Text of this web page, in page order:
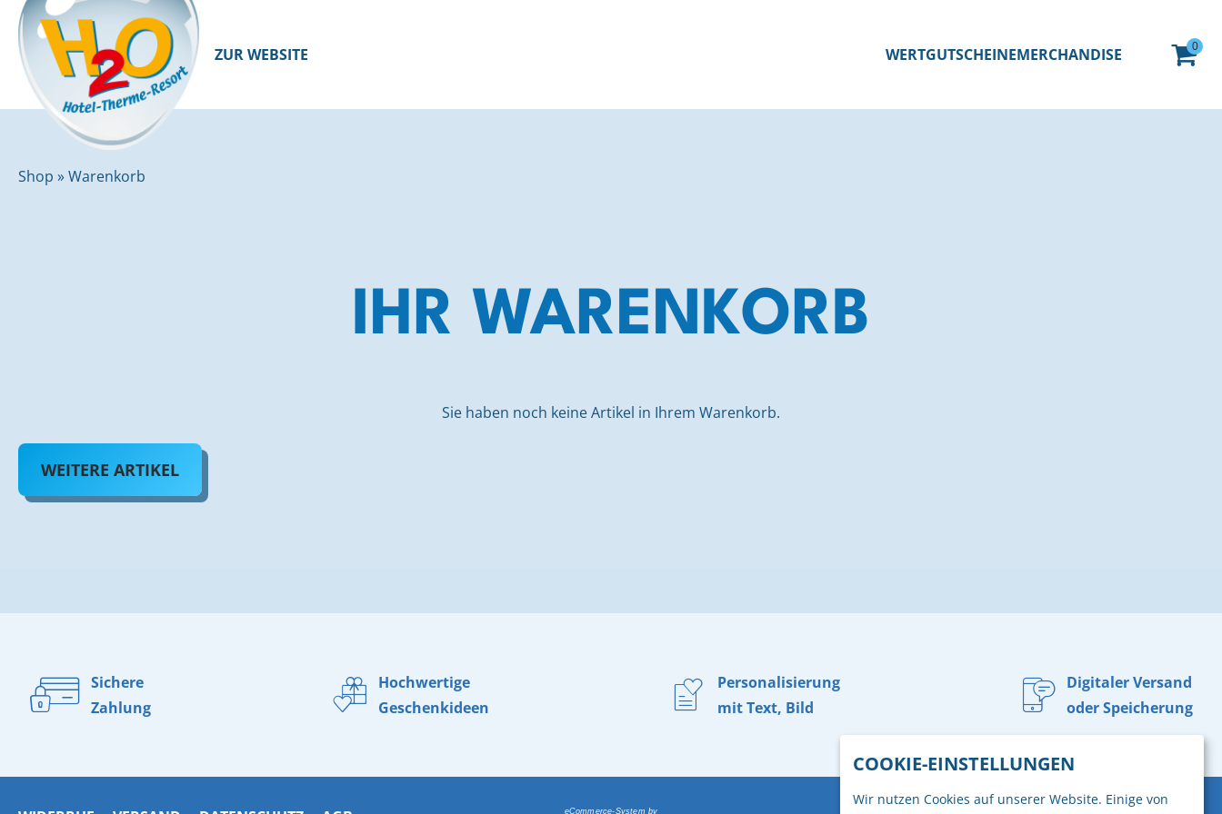
ZUR WEBSITE WERTGUTSCHEINEMERCHANDISE 0
Shop »Warenkorb
IHR WARENKORB
Sie haben noch keine Artikel in Ihrem Warenkorb.
WEITERE ARTIKEL
Sichere
Zahlung
Hochwertige
Geschenkideen
Personalisierung
mit Text, Bild
Digitaler Versand
oder Speicherung
eCommerce-System by
COOKIE-EINSTELLUNGEN
Wir nutzen Cookies auf unserer Website. Einige von